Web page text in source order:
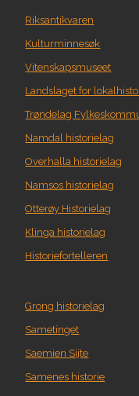
Riksantikvaren
Kulturminnesøk
Vitenskapsmuseet
Landslaget for
Trøndelag
Namdal historielag
Overhalla historielag
Namsos historielag
Otterøy Historielag
Klinga historielag
Historiefortelleren
Grong historielag
Sametinget
Saemien Sijte
Samenes historie